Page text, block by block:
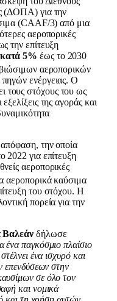
(ΔΟΠΑ) για την
(CAAF/3) από μια
αεροπορικές
την επίτευξη
κατά 5% έως το 2030
αεροπορικών
ενέργειας. Ο
στόχους του ως
της αγοράς και
την οποία
για επίτευξη
αεροπορικές
αεροπορικά καύσιμα
του στόχου. Η
πορεία για την
Βαλεάνδήλωσε
παγκόσμιο πλαίσιο
ένα ισχυρό και
επενδύσεων στην
σε όλο τον
και νομικά